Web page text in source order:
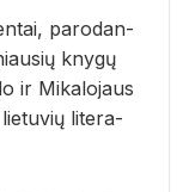
pa­ro­dan­
kny­gų
ir Mi­ka­lo­jaus
lie­tu­vių li­te­ra­